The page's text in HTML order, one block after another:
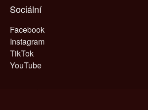
Sociální
Facebook
Instagram
TikTok
YouTube